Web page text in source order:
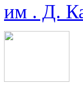
им . Д.